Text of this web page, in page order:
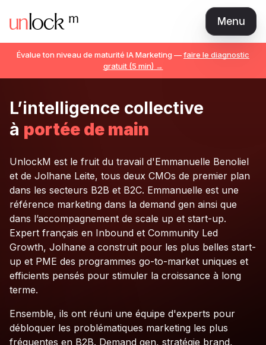
Évalue ton niveau de maturité IA Marketing —faire le diagnostic
gratuit (5 min) →
Menu
Love Brand
Marketeur AI Natif
Marketing Manager / Expert
Communauté
Tarifs
Teams
Se connecter
Rejoindre
L’intelligence collective
à portée de main
UnlockM est le fruit du travail d'Emmanuelle Benoliel
et de Jolhane Leite, tous deux CMOs de premier plan
dans les secteurs B2B et B2C. Emmanuelle est une
référence marketing dans la demand gen ainsi que
dans l’accompagnement de scale up et start-up.
Expert français en Inbound et Community Led
Growth, Jolhane a construit pour les plus belles start-
up et PME des programmes go-to-market uniques et
efficients pensés pour stimuler la croissance à long
terme.
Ensemble, ils ont réuni une équipe d'experts pour
débloquer les problématiques marketing les plus
fréquentes en B2B. Demand gen, stratégie brand,